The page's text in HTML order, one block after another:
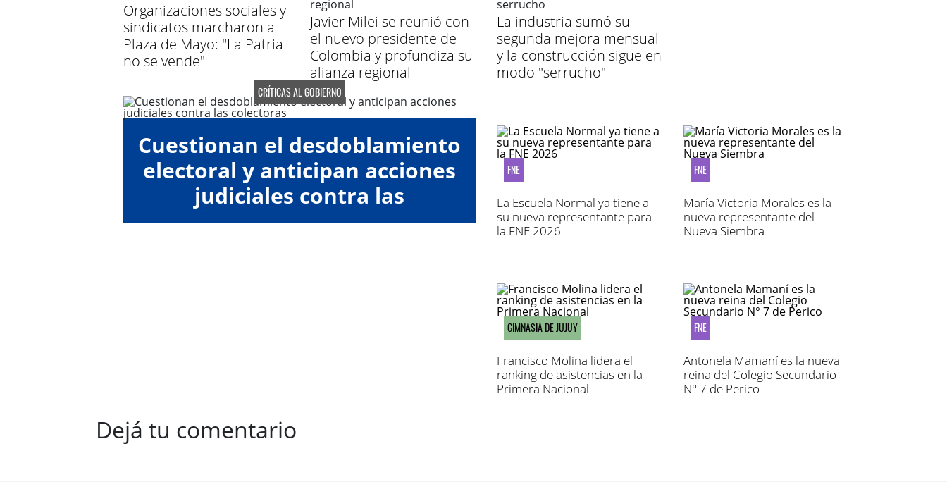
Organizaciones sociales y
sindicatos marcharon a
Plaza de Mayo: "La Patria
no se vende"
Javier Milei se reunió con
el nuevo presidente de
Colombia y profundiza su
alianza regional
La industria sumó su
segunda mejora mensual
y la construcción sigue en
modo "serrucho"
CRÍTICAS AL GOBIERNO
Cuestionan el desdoblamiento
electoral y anticipan acciones
judiciales contra las
"colectoras"
FNE
La Escuela Normal ya tiene a
su nueva representante para
la FNE 2026
FNE
María Victoria Morales es la
nueva representante del
Nueva Siembra
GIMNASIA DE JUJUY
Francisco Molina lidera el
ranking de asistencias en la
Primera Nacional
FNE
Antonela Mamaní es la nueva
reina del Colegio Secundario
N° 7 de Perico
Dejá tu comentario